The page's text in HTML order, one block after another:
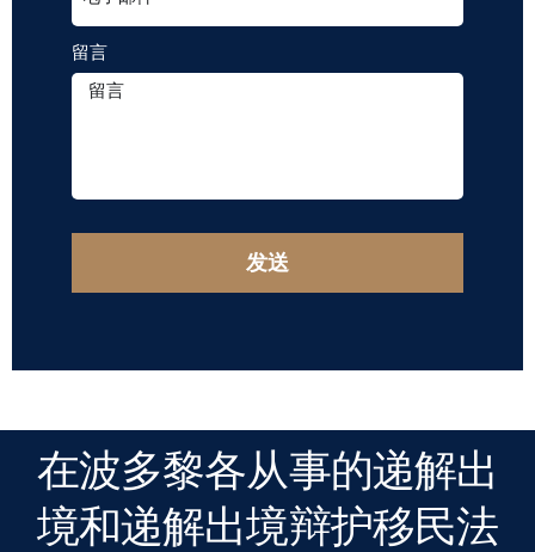
留言
发送
在波多黎各从事的递解出
境和递解出境辩护移民法